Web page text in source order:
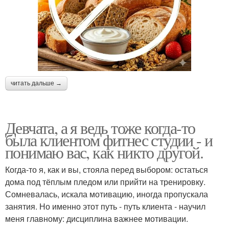
читать дальше →
Девчата, а я ведь тоже когда-то
была клиентом фитнес студии - и
понимаю вас, как никто другой.
Когда-то я, как и вы, стояла перед выбором: остаться
дома под тёплым пледом или прийти на тренировку.
Сомневалась, искала мотивацию, иногда пропускала
занятия. Но именно этот путь - путь клиента - научил
меня главному: дисциплина важнее мотивации.